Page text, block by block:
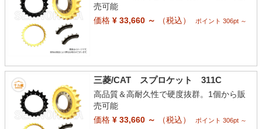
売可能
価格¥ 33,660 ～ （税込） ポイント 306pt ～
三菱/CAT スプロケット 311C
高品質＆高耐久性で硬度抜群。1個から販
売可能
価格¥ 33,660 ～ （税込） ポイント 306pt ～